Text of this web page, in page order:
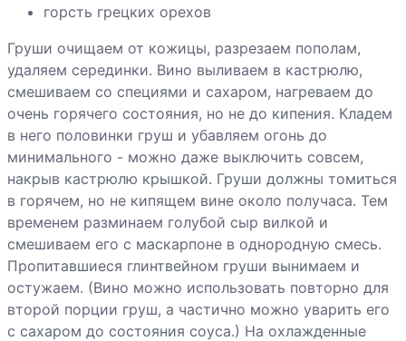
Яблоки с
орехами
Ягодный
сабайон
горсть грецких орехов
Груши очищаем от кожицы, разрезаем пополам,
удаляем серединки. Вино выливаем в кастрюлю,
смешиваем со специями и сахаром, нагреваем до
очень горячего состояния, но не до кипения. Кладем
в него половинки груш и убавляем огонь до
минимального - можно даже выключить совсем,
накрыв кастрюлю крышкой. Груши должны томиться
в горячем, но не кипящем вине около получаса. Тем
временем разминаем голубой сыр вилкой и
смешиваем его с маскарпоне в однородную смесь.
Пропитавшиеся глинтвейном груши вынимаем и
остужаем. (Вино можно использовать повторно для
второй порции груш, а частично можно уварить его
с сахаром до состояния соуса.) На охлажденные